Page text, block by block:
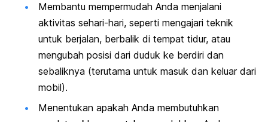
Membantu mempermudah Anda menjalani
aktivitas sehari-hari, seperti mengajari teknik
untuk berjalan, berbalik di tempat tidur, atau
mengubah posisi dari duduk ke berdiri dan
sebaliknya (terutama untuk masuk dan keluar dari
mobil).
Menentukan apakah Anda membutuhkan